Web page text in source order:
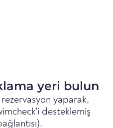
yeri bulun
yaparak,
desteklemiş